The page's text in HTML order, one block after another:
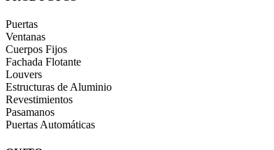
Puertas
Ventanas
Cuerpos Fijos
Fachada Flotante
Louvers
Estructuras de Aluminio
Revestimientos
Pasamanos
Puertas Automáticas